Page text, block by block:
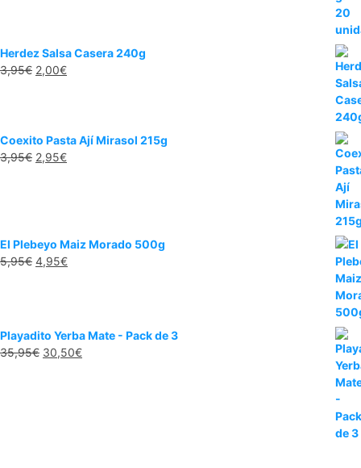
Herdez Salsa Casera 240g
3,95€ 2,00€
Coexito Pasta Ají Mirasol 215g
3,95€ 2,95€
El Plebeyo Maiz Morado 500g
5,95€ 4,95€
Playadito Yerba Mate - Pack de 3
35,95€ 30,50€